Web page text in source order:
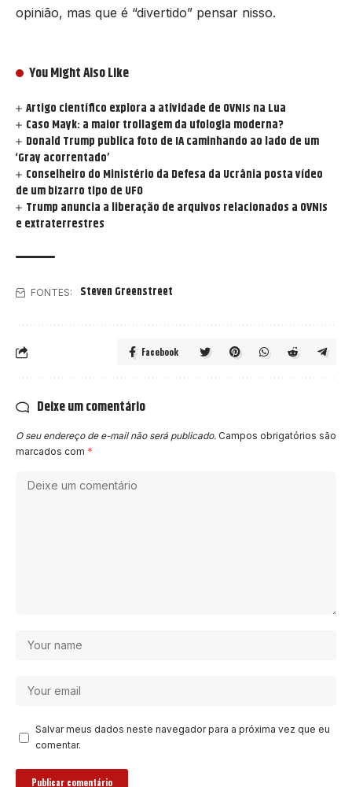
opinião, mas que é “divertido” pensar nisso.
You Might Also Like
Artigo científico explora a atividade de OVNIs na Lua
Caso Mayk: a maior trollagem da ufologia moderna?
Donald Trump publica foto de IA caminhando ao lado de um
‘Gray acorrentado’
Conselheiro do Ministério da Defesa da Ucrânia posta vídeo
de um bizarro tipo de UFO
Trump anuncia a liberação de arquivos relacionados a OVNIs
e extraterrestres
FONTES: Steven Greenstreet
Facebook
Deixe um comentário
O seu endereço de e-mail não será publicado. Campos obrigatórios são
marcados com *
Salvar meus dados neste navegador para a próxima vez que eu
comentar.